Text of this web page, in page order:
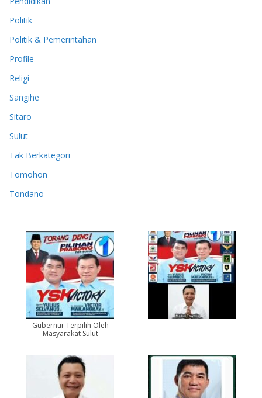
Politik
Politik & Pemerintahan
Profile
Religi
Sangihe
Sitaro
Sulut
Tak Berkategori
Tomohon
Tondano
Gubernur Terpilih Oleh
Masyarakat Sulut